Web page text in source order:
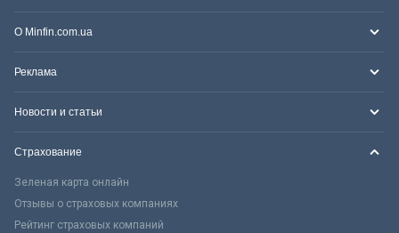
О Minfin.com.ua
Реклама
Новости и статьи
Страхование
Зеленая карта онлайн
Отзывы о страховых компаниях
Рейтинг страховых компаний